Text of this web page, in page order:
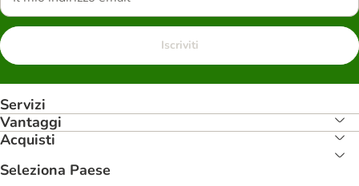
Iscriviti
Servizi
Vantaggi
Acquisti
Seleziona Paese